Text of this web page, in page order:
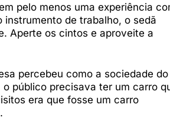
pelo menos uma experiência
de trabalho, o sedã
Aperte os cintos e aproveite a
percebeu como a sociedade do
público precisava ter um carro
era que fosse um carro